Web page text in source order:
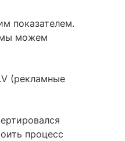
показателем.
мы можем
(рекламные
процесс